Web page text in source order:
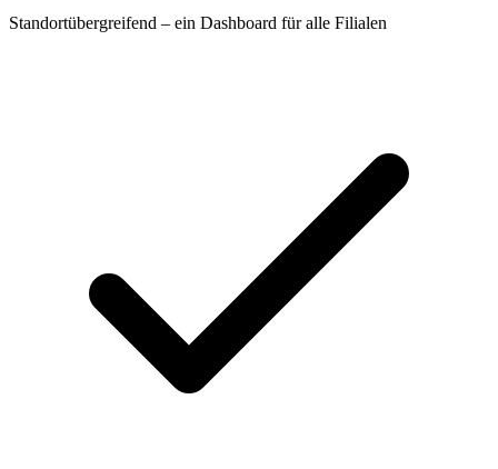
Standortübergreifend – ein Dashboard für alle Filialen